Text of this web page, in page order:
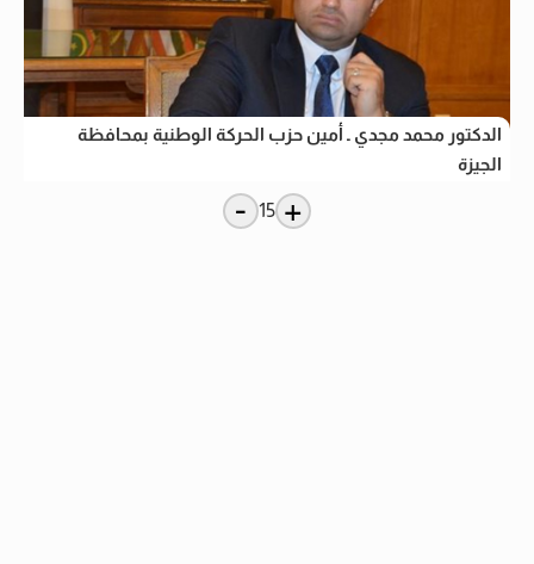
الدكتور محمد مجدي ـ أمين حزب الحركة الوطنية بمحافظة
الجيزة
+
15
-